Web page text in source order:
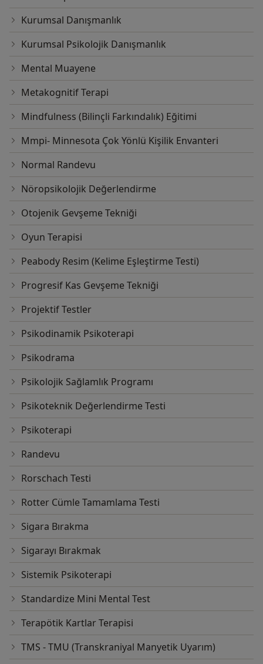
Kurumsal Danışmanlık
Kurumsal Psikolojik Danışmanlık
Mental Muayene
Metakognitif Terapi
Mindfulness (Bilinçli Farkındalık) Eğitimi
Mmpi- Minnesota Çok Yönlü Kişilik Envanteri
Normal Randevu
Nöropsikolojik Değerlendirme
Otojenik Gevşeme Tekniği
Oyun Terapisi
Peabody Resim (Kelime Eşleştirme Testi)
Progresif Kas Gevşeme Tekniği
Projektif Testler
Psikodinamik Psikoterapi
Psikodrama
Psikolojik Sağlamlık Programı
Psikoteknik Değerlendirme Testi
Psikoterapi
Randevu
Rorschach Testi
Rotter Cümle Tamamlama Testi
Sigara Bırakma
Sigarayı Bırakmak
Sistemik Psikoterapi
Standardize Mini Mental Test
Terapötik Kartlar Terapisi
TMS - TMU (Transkraniyal Manyetik Uyarım)